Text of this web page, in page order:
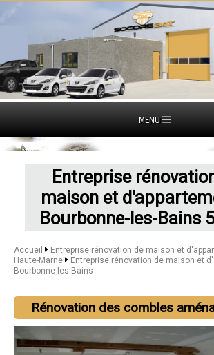
MENU
Entreprise
maison et
Bourbonne-les-Bains
Accueil
Entreprise rénovation de maison et
Haute-Marne
Entreprise rénovation de maison et
Bourbonne-les-Bains
Rénovation des combles